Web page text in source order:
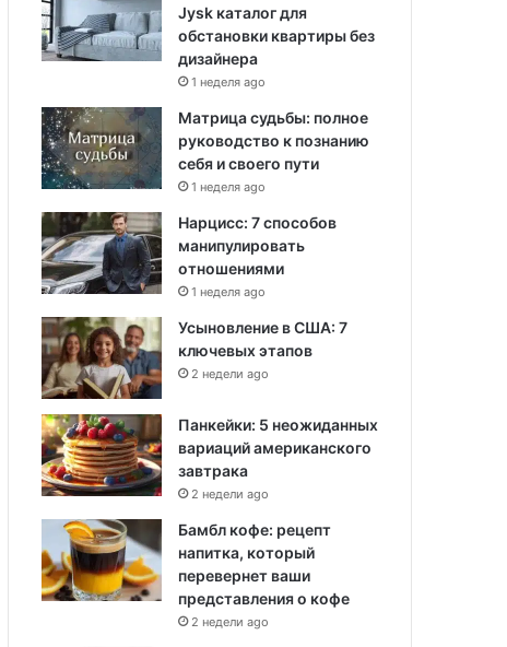
Jysk каталог для
обстановки квартиры без
дизайнера
1 неделя ago
Матрица судьбы: полное
руководство к познанию
себя и своего пути
1 неделя ago
Нарцисс: 7 способов
манипулировать
отношениями
1 неделя ago
Усыновление в США: 7
ключевых этапов
2 недели ago
Панкейки: 5 неожиданных
вариаций американского
завтрака
2 недели ago
Бамбл кофе: рецепт
напитка, который
перевернет ваши
представления о кофе
2 недели ago